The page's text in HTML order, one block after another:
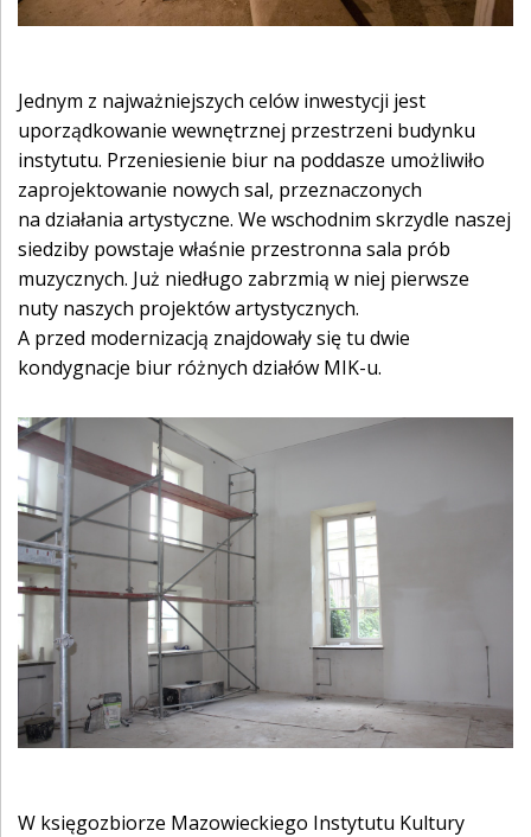
Jednym z najważniejszych celów inwestycji jest
uporządkowanie wewnętrznej przestrzeni budynku
instytutu. Przeniesienie biur na poddasze umożliwiło
zaprojektowanie nowych sal, przeznaczonych
na działania artystyczne. We wschodnim skrzydle naszej
siedziby powstaje właśnie przestronna sala prób
muzycznych. Już niedługo zabrzmią w niej pierwsze
nuty naszych projektów artystycznych.
A przed modernizacją znajdowały się tu dwie
kondygnacje biur różnych działów MIK-u.
W księgozbiorze Mazowieckiego Instytutu Kultury